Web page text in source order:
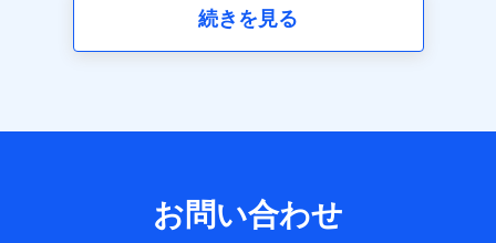
商品の名称・購入場所・決済に関する情報、アンケートの回
答に関する情報などが含まれます。
保険関連サービス情報
た情報（氏名、住所、生年月日、性別、保険契約者と被保険
の構造や築年数などの情報、ペットの種類や年齢など）及び
お客様との応対記録 （お客様に提示した比較見積の試算結
続きを見る
お問い合わせ